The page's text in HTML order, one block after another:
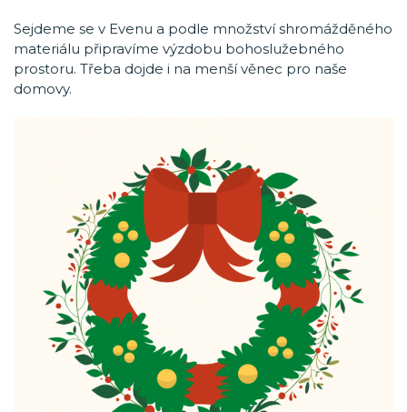
Sejdeme se v Evenu a podle množství shromážděného
materiálu připravíme výzdobu bohoslužebného
prostoru. Třeba dojde i na menší věnec pro naše
domovy.